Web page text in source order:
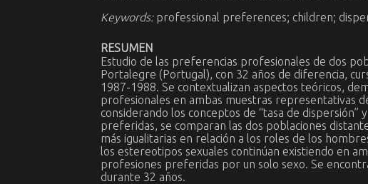
Keywords: professional preferences; children;
RESUMEN
Estudio de las preferencias profesionales de dos
Portalegre (Portugal), con 32 años de diferencia,
1987-1988. Se contextualizan aspectos teóricos,
profesionales en ambas muestras representativas
considerando los conceptos de “tasa de
preferidas, se comparan las dos poblaciones
más igualitarias en relación a los roles de los
los estereotipos sexuales continúan existiendo en
profesiones preferidas por un solo sexo. Se
durante 32 años.